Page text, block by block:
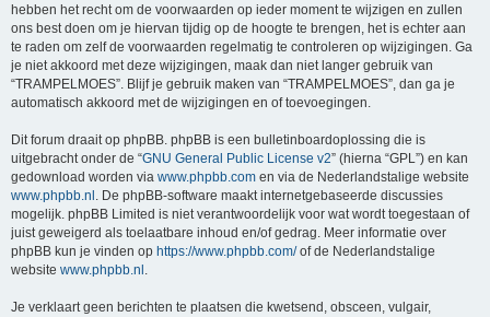
hebben het recht om de voorwaarden op ieder moment te wijzigen en zullen
ons best doen om je hiervan tijdig op de hoogte te brengen, het is echter aan
te raden om zelf de voorwaarden regelmatig te controleren op wijzigingen. Ga
je niet akkoord met deze wijzigingen, maak dan niet langer gebruik van
“TRAMPELMOES”. Blijf je gebruik maken van “TRAMPELMOES”, dan ga je
automatisch akkoord met de wijzigingen en of toevoegingen.
Dit forum draait op phpBB. phpBB is een bulletinboardoplossing die is
uitgebracht onder de “GNU General Public License v2” (hierna “GPL”) en kan
gedownload worden via www.phpbb.com en via de Nederlandstalige website
www.phpbb.nl . De phpBB-software maakt internetgebaseerde discussies
mogelijk. phpBB Limited is niet verantwoordelijk voor wat wordt toegestaan of
juist geweigerd als toelaatbare inhoud en/of gedrag. Meer informatie over
phpBB kun je vinden op https://www.phpbb.com/of de Nederlandstalige
website www.phpbb.nl .
Je verklaart geen berichten te plaatsen die kwetsend, obsceen, vulgair,